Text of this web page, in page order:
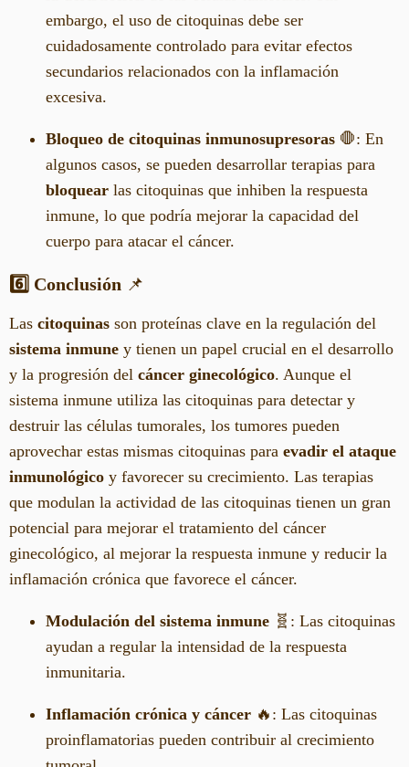
embargo, el uso de citoquinas debe ser
cuidadosamente controlado para evitar efectos
secundarios relacionados con la inflamación
excesiva.
Bloqueo de citoquinas inmunosupresoras 🛑: En
algunos casos, se pueden desarrollar terapias para
bloquear las citoquinas que inhiben la respuesta
inmune, lo que podría mejorar la capacidad del
cuerpo para atacar el cáncer.
6️⃣ Conclusión 📌
Las citoquinas son proteínas clave en la regulación del
sistema inmune y tienen un papel crucial en el desarrollo
y la progresión del cáncer ginecológico. Aunque el
sistema inmune utiliza las citoquinas para detectar y
destruir las células tumorales, los tumores pueden
aprovechar estas mismas citoquinas para evadir el ataque
inmunológico y favorecer su crecimiento. Las terapias
que modulan la actividad de las citoquinas tienen un gran
potencial para mejorar el tratamiento del cáncer
ginecológico, al mejorar la respuesta inmune y reducir la
inflamación crónica que favorece el cáncer.
Modulación del sistema inmune 🧬: Las citoquinas
ayudan a regular la intensidad de la respuesta
inmunitaria.
Inflamación crónica y cáncer 🔥: Las citoquinas
proinflamatorias pueden contribuir al crecimiento